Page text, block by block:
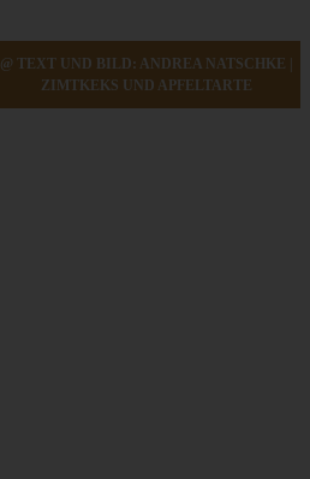
@ TEXT UND BILD: ANDREA NATSCHKE |
ZIMTKEKS UND APFELTARTE